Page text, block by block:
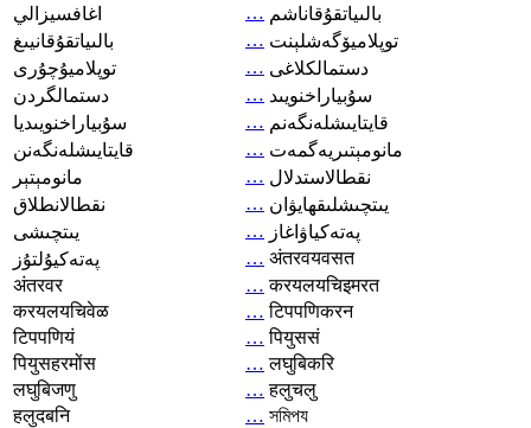
اغافسيزالي
… بالىياتقۇقاناشم
بالىياتقۇقانيىغ
… توپلاميۆگەشلېنت
توپلاميۇچۇرى
… دستمالکلاغی
دستمالگردن
… سۇبياراخنويىد
سۇبياراخنويىديا
… قايتايىشلەنگەنم
قايتايىشلەنگەنن
… مانومېتىريەگمەت
مانومېتېر
… نقطالاستدلال
نقطالانطلاق
… يىتچىشلىقھايۋان
يىتچىشى
… پەتەكياۋاغاز
پەتەكيۇلتۇز
… अंतरवयवसत
अंतरवर
… करयलयचिइमरत
करयलयचिवेळ
… टिपपणिकरन
टिपपणियं
… पियुससं
पियुसहरमोंस
… लघुबिकरि
लघुबिजणु
… हलुचलु
हलुदबनि
… সমিপয